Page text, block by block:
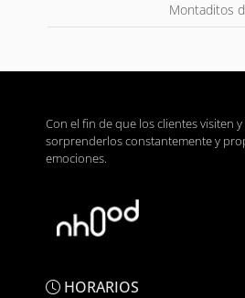
Montaditos
Con el fin de que los clientes visiten
sorprenderlos constantemente y
emociones.
HORARIOS